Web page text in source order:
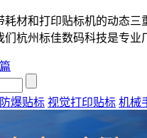
耗材和打印贴标机的动态
杭州标佳数码科技是专业
防爆贴标 视觉打印贴标 机械